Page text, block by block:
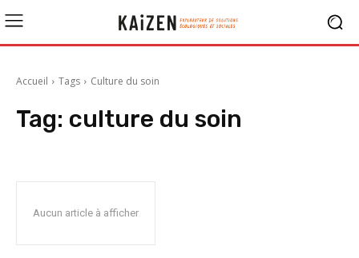
Accueil Tags Culture du soin
Tag: culture du soin
Aucun article à afficher